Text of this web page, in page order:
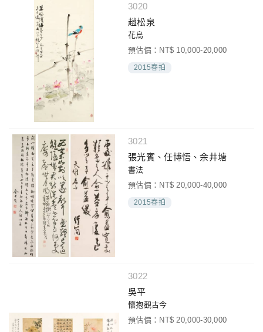
3020
趙松泉
花鳥
預估價：NT$ 10,000-20,000
2015春拍
3021
張光賓、任博悟、余井塘
書法
預估價：NT$ 20,000-40,000
2015春拍
3022
吳平
懷抱觀古今
預估價：NT$ 20,000-30,000